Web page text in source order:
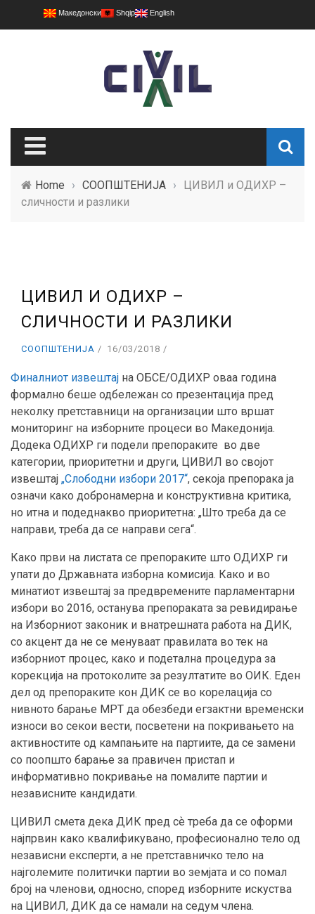
Македонски Shqip English
Home › СООПШТЕНИЈА ›
ЦИВИЛ и ОДИХР –
сличности и разлики
ЦИВИЛ И ОДИХР –
СЛИЧНОСТИ И РАЗЛИКИ
СООПШТЕНИЈА 16/03/2018
Финалниот извештај на ОБСЕ/ОДИХР оваа година
формално беше одбележан со презентација пред
неколку претставници на организации што вршат
мониторинг на изборните процеси во Македонија.
Додека ОДИХР ги подели препораките во две
категории, приоритетни и други, ЦИВИЛ во својот
извештај „Слободни избори 2017“, секоја препорака ја
означи како добронамерна и конструктивна критика,
но итна и подеднакво приоритетна: „Што треба да се
направи, треба да се направи сега“.
Како први на листата се препораките што ОДИХР ги
упати до Државната изборна комисија. Како и во
минатиот извештај за предвремените парламентарни
избори во 2016, останува препораката за ревидирање
на Изборниот законик и внатрешната работа на ДИК,
со акцент да не се менуваат правилата во тек на
изборниот процес, како и подетална процедура за
корекција на протоколите за резултатите во ОИК. Еден
дел од препораките кон ДИК се во корелација со
нивното барање МРТ да обезбеди егзактни временски
износи во секои вести, посветени на покривањето на
активностите од кампањите на партиите, да се замени
со поопшто барање за правичен пристап и
информативно покривање на помалите партии и
независните кандидати.
ЦИВИЛ смета дека ДИК пред сѐ треба да се оформи
најпрвин како квалификувано, професионално тело од
независни експерти, а не претставничко тело на
најголемите политички партии во земјата и со помал
број на членови, односно, според изборните искуства
на ЦИВИЛ, ДИК да се намали на седум члена.